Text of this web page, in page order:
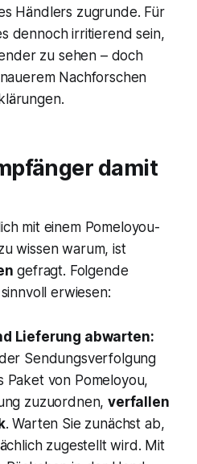
Händlers zugrunde. Für
dennoch irritierend sein,
zu sehen – doch
Nachforschen
damit
mit einem Pomeloyou-
wissen warum, ist
gefragt. Folgende
erwiesen:
Lieferung abwarten:
Sendungsverfolgung
Paket von Pomeloyou,
zuzuordnen,verfallen
​. Warten Sie zunächst ab,
zugestellt wird. Mit